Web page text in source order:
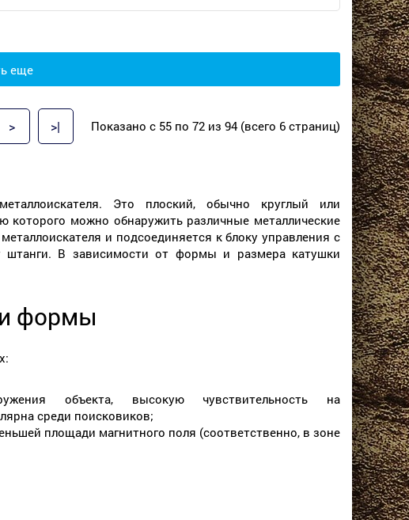
еще
> >| Показано с 55 по 72 из 94 (всего 6 страниц)
Это плоский, обычно круглый или
можно обнаружить различные металлические
и подсоединяется к блоку управления с
В зависимости от формы и размера катушки
формы
объекта, высокую чувствительность на
среди поисковиков;
площади магнитного поля (соответственно, в зоне